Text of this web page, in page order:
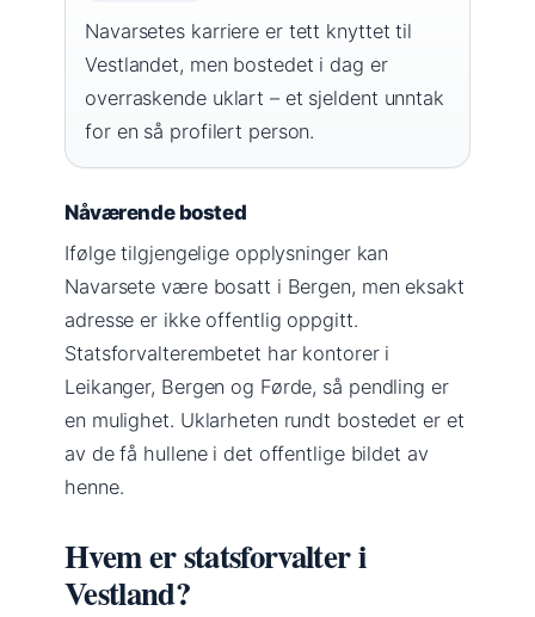
Navarsetes karriere er tett knyttet til
Vestlandet, men bostedet i dag er
overraskende uklart – et sjeldent unntak
for en så profilert person.
Nåværende bosted
Ifølge tilgjengelige opplysninger kan
Navarsete være bosatt i Bergen, men eksakt
adresse er ikke offentlig oppgitt.
Statsforvalterembetet har kontorer i
Leikanger, Bergen og Førde, så pendling er
en mulighet. Uklarheten rundt bostedet er et
av de få hullene i det offentlige bildet av
henne.
Hvem er statsforvalter i
Vestland?